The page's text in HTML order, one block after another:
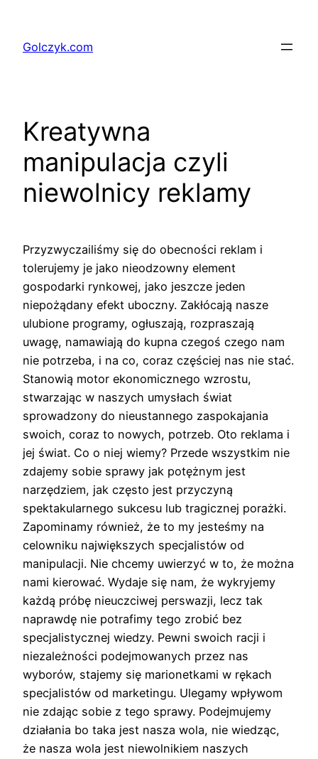
treściGolczyk.com
Kreatywna
manipulacja czyli
niewolnicy reklamy
Przyzwyczailiśmy się do obecności reklam i
tolerujemy je jako nieodzowny element
gospodarki rynkowej, jako jeszcze jeden
niepożądany efekt uboczny. Zakłócają nasze
ulubione programy, ogłuszają, rozpraszają
uwagę, namawiają do kupna czegoś czego nam
nie potrzeba, i na co, coraz częściej nas nie stać.
Stanowią motor ekonomicznego wzrostu,
stwarzając w naszych umysłach świat
sprowadzony do nieustannego zaspokajania
swoich, coraz to nowych, potrzeb. Oto reklama i
jej świat. Co o niej wiemy? Przede wszystkim nie
zdajemy sobie sprawy jak potężnym jest
narzędziem, jak często jest przyczyną
spektakularnego sukcesu lub tragicznej porażki.
Zapominamy również, że to my jesteśmy na
celowniku największych specjalistów od
manipulacji. Nie chcemy uwierzyć w to, że można
nami kierować. Wydaje się nam, że wykryjemy
każdą próbę nieuczciwej perswazji, lecz tak
naprawdę nie potrafimy tego zrobić bez
specjalistycznej wiedzy. Pewni swoich racji i
niezależności podejmowanych przez nas
wyborów, stajemy się marionetkami w rękach
specjalistów od marketingu. Ulegamy wpływom
nie zdając sobie z tego sprawy. Podejmujemy
działania bo taka jest nasza wola, nie wiedząc,
że nasza wola jest niewolnikiem naszych